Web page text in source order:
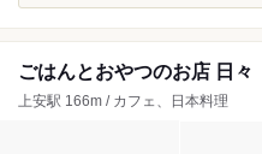
ごはんとおやつのお店 日々
上安駅 166m / カフェ、日本料理